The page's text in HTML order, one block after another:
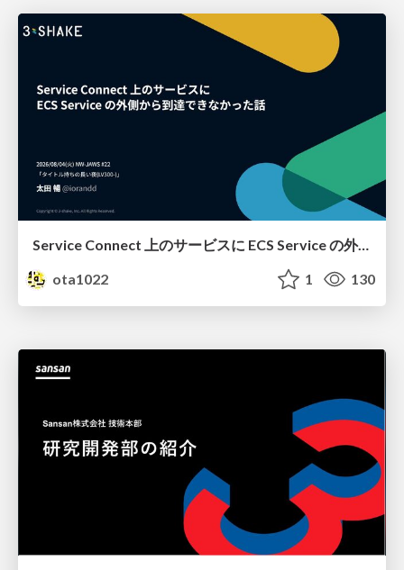
Service Connect 上のサービスに ECS Service の外側から到達できなかった話
ota1022
1 130